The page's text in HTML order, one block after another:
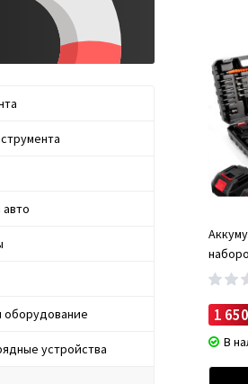
оборудование
устройства
самым
В нашем
Советы
1
В